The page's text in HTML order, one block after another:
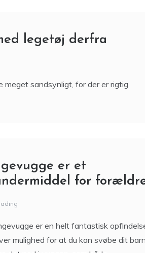
også være sjovt at lave noget sammen.
meget sandsynligt, for der er rigtig